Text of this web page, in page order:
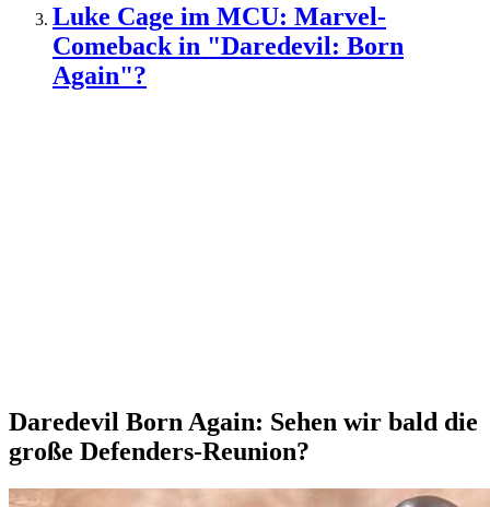
Luke Cage im MCU: Marvel-
Comeback in "Daredevil: Born
Again"?
Daredevil Born Again: Sehen wir bald die
große Defenders-Reunion?